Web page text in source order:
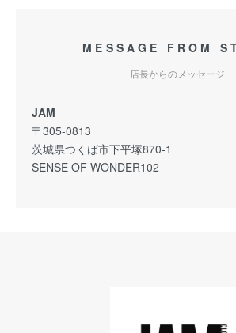
MESSAGE FROM
店長からのメッセージ
JAM
〒305-0813
茨城県つくば市下平塚870-1
SENSE OF WONDER102